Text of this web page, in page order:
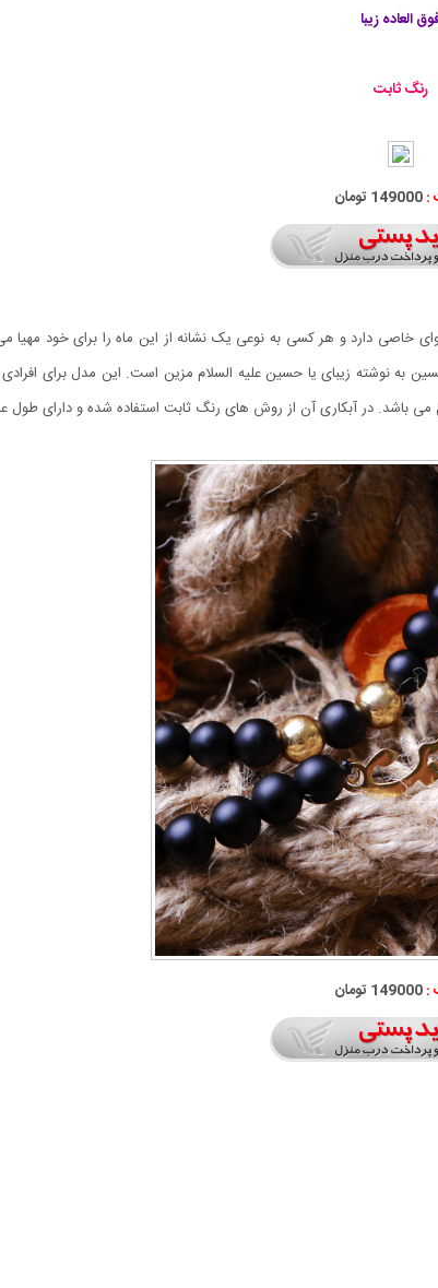
العاده زیبا
رنگ ثابت
:149000 تومان
هوای خاصی دارد و هر کسی به نوعی یک نشانه از این ماه را برای خود
به نوشته زیبای یا حسین علیه السلام مزین است. این مدل برای
باشد. در آبکاری آن از روش های رنگ ثابت استفاده شده و دارای طول
:149000 تومان